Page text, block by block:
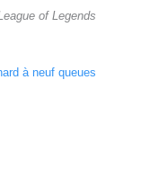
of Legends
à neuf queues